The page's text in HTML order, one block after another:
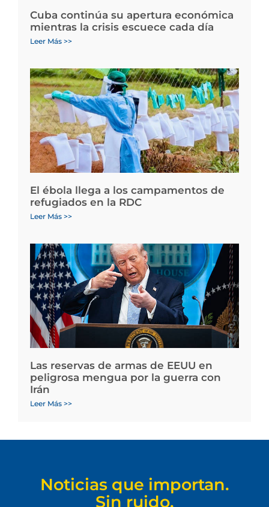
Cuba continúa su apertura económica
mientras la crisis escuece cada día
Leer Más >>
El ébola llega a los campamentos de
refugiados en la RDC
Leer Más >>
Las reservas de armas de EEUU en
peligrosa mengua por la guerra con
Irán
Leer Más >>
Noticias que importan.
Sin ruido.